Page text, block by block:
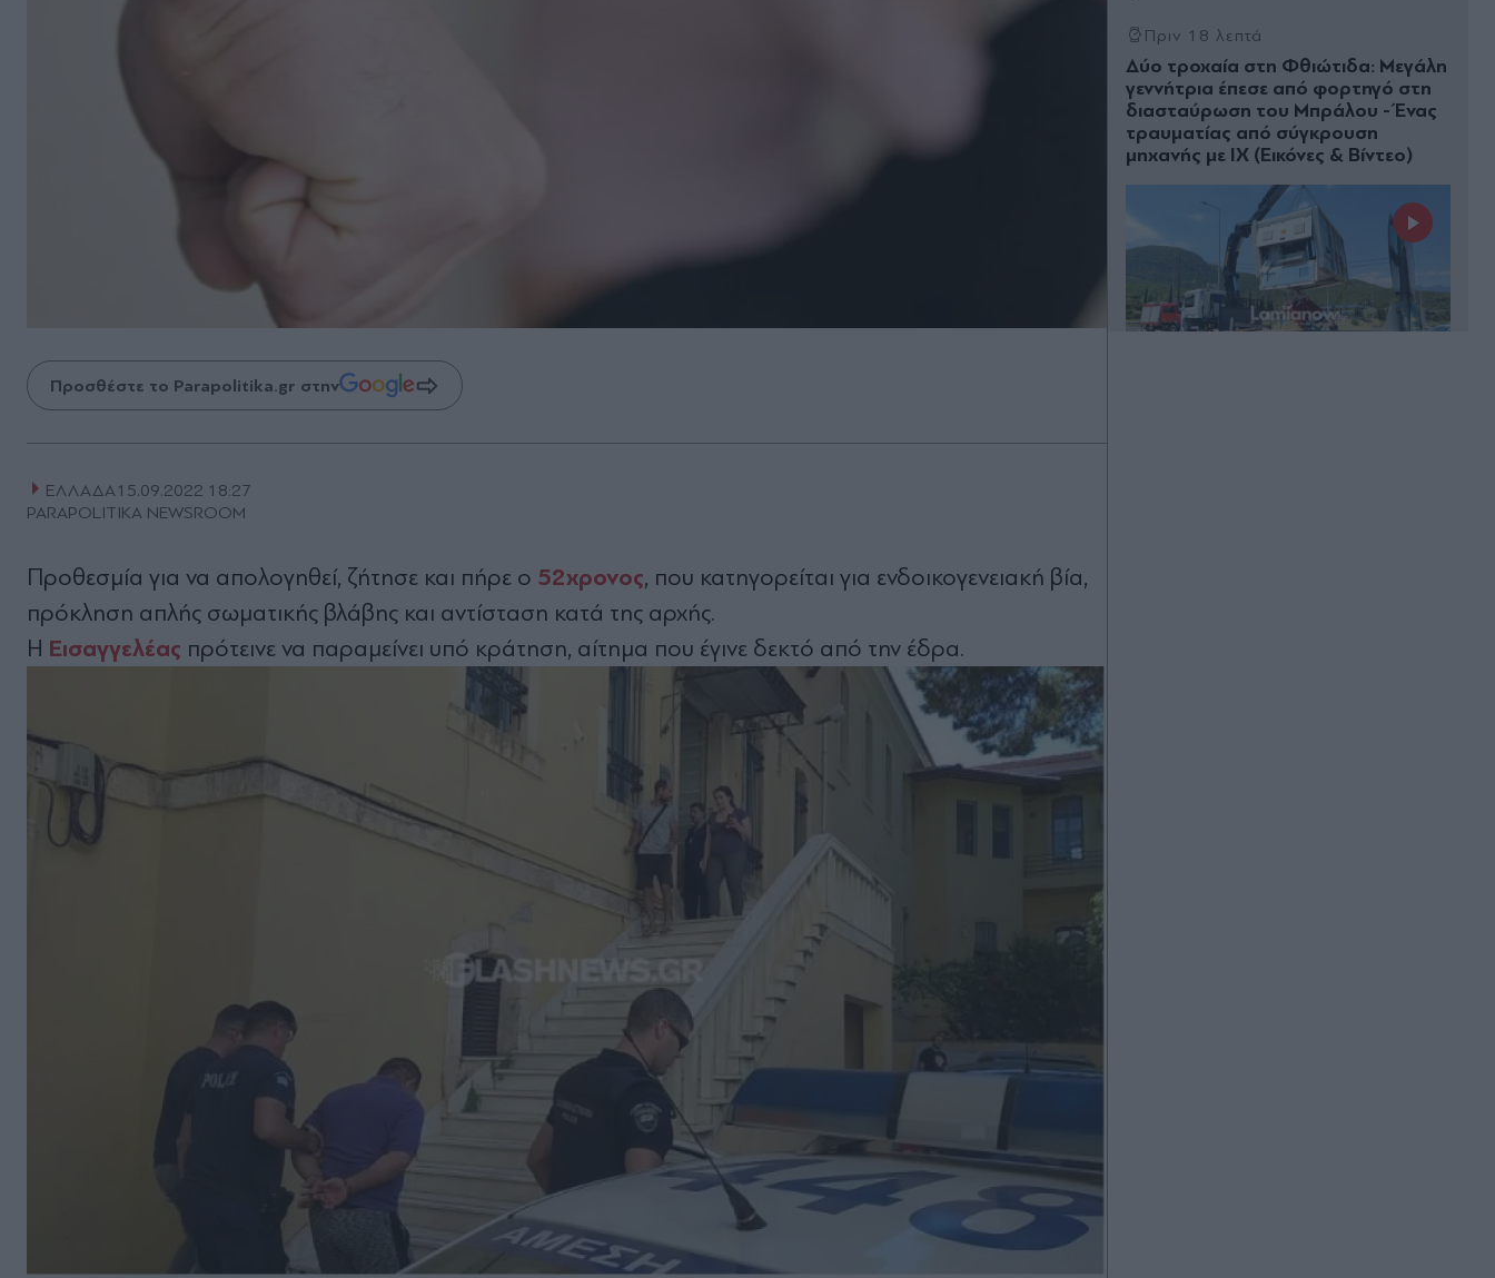
Προσθέστε το Parapolitika.gr στην
ΕΛΛΑΔΑ15.09.2022 18:27
PARAPOLITIKA NEWSROOM
Προθεσμία για να απολογηθεί, ζήτησε και πήρε ο 52χρονος, που κατηγορείται για ενδοικογενειακή βία,
πρόκληση απλής σωματικής βλάβης και αντίσταση κατά της αρχής.
Η Εισαγγελέας πρότεινε να παραμείνει υπό κράτηση, αίτημα που έγινε δεκτό από την έδρα.
Πριν 18 λεπτά
Δύο τροχαία στη Φθιώτιδα: Μεγάλη
γεννήτρια έπεσε από φορτηγό στη
διασταύρωση του Μπράλου - Ένας
τραυματίας από σύγκρουση
μηχανής με ΙΧ (Εικόνες & Βίντεο)